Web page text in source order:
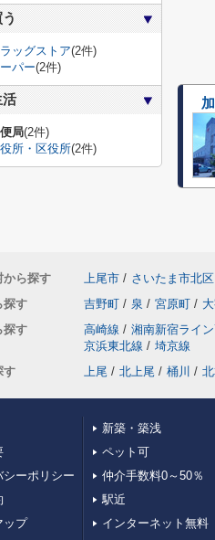
ラッグストア(2件)
パー(2件)
活
局(2件)
所・区役所(2件)
から探す 上尾市 / さいたま市北区
探す
吉野町 / 泉 / 宮原町 /
探す
高崎線 / 湘南新宿ライ
京浜東北線 / 埼京線
す
上尾 / 北上尾 / 桶川 /
シーポリシー
ップ
新築・築浅
ペット可
仲介手数料0～50％
駅近
インターネット無料